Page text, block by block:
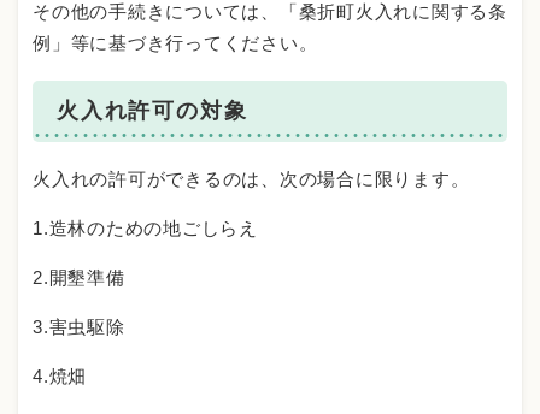
その他の手続きについては、「桑折町火入れに関する条
例」等に基づき行ってください。
火入れ許可の対象
火入れの許可ができるのは、次の場合に限ります。
1.造林のための地ごしらえ
2.開墾準備
3.害虫駆除
4.焼畑